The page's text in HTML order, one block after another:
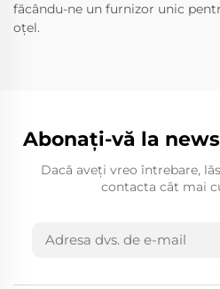
făcându-ne un furnizor unic
oțel.
Abonați-vă la
Dacă aveți vreo întrebare,
contacta cât mai